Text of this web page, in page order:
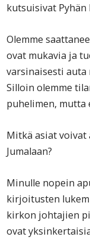
kutsuisivat Pyhän
Olemme
ovat mukavia ja
varsinaisesti auta
Silloin olemme
puhelimen, mutta
Mitkä asiat voivat
Jumalaan?
Minulle nopein
kirjoitusten
kirkon johtajien
ovat